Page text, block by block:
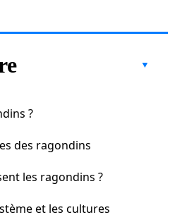
?
des ragondins
les ragondins ?
et les cultures